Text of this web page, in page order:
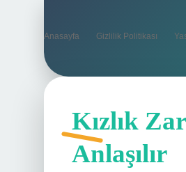
Anasayfa Gizlilik Politikası
Kızlık
Anlaşılır